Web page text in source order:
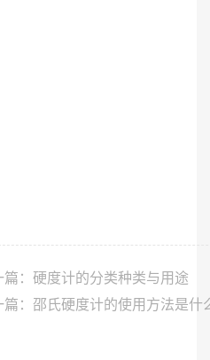
篇：硬度计的分类种类与用途
篇：邵氏硬度计的使用方法是什